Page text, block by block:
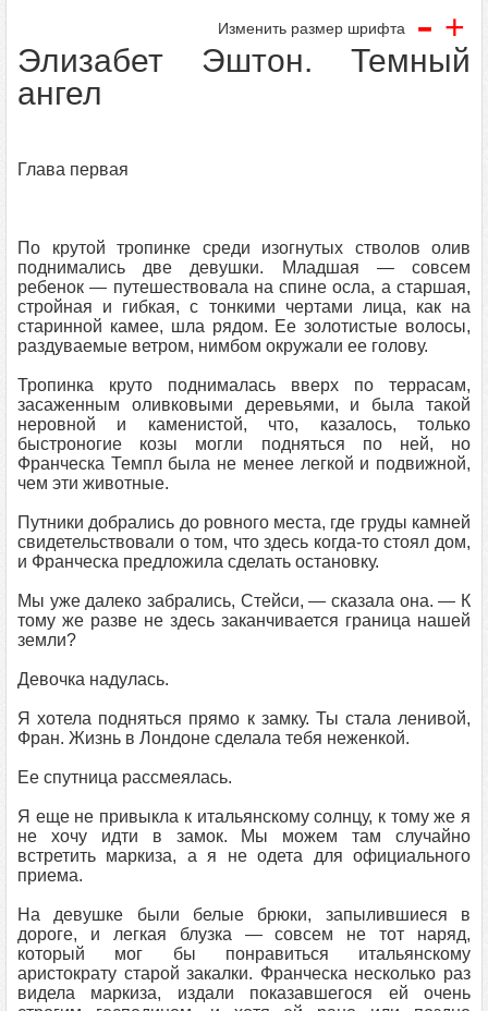
Изменить размер шрифта - +
Элизабет Эштон. Темный
ангел
Глава первая
По крутой тропинке среди изогнутых стволов олив
поднимались две девушки. Младшая — совсем
ребенок — путешествовала на спине осла, а старшая,
стройная и гибкая, с тонкими чертами лица, как на
старинной камее, шла рядом. Ее золотистые волосы,
раздуваемые ветром, нимбом окружали ее голову.
Тропинка круто поднималась вверх по террасам,
засаженным оливковыми деревьями, и была такой
неровной и каменистой, что, казалось, только
быстроногие козы могли подняться по ней, но
Франческа Темпл была не менее легкой и подвижной,
чем эти животные.
Путники добрались до ровного места, где груды камней
свидетельствовали о том, что здесь когда-то стоял дом,
и Франческа предложила сделать остановку.
Мы уже далеко забрались, Стейси, — сказала она. — К
тому же разве не здесь заканчивается граница нашей
земли?
Девочка надулась.
Я хотела подняться прямо к замку. Ты стала ленивой,
Фран. Жизнь в Лондоне сделала тебя неженкой.
Ее спутница рассмеялась.
Я еще не привыкла к итальянскому солнцу, к тому же я
не хочу идти в замок. Мы можем там случайно
встретить маркиза, а я не одета для официального
приема.
На девушке были белые брюки, запылившиеся в
дороге, и легкая блузка — совсем не тот наряд,
который мог бы понравиться итальянскому
аристократу старой закалки. Франческа несколько раз
видела маркиза, издали показавшегося ей очень